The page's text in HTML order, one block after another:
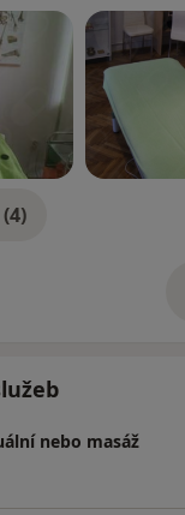
nebo masáž